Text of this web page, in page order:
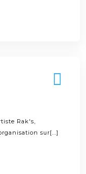
Rak's,
sur[...]